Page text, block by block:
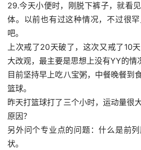
29.今天小便时，刚脱下裤子，就看
体。以前也有过这种情况，不过很
吧。
上次戒了20天破了，这次又戒了10
大改观，最主要是思想上没有YY的情
目前坚持早上吃八宝粥，中餐晚餐到
篮球。
昨天打篮球打了三个小时，运动量很
原因？
另外问个专业点的问题：什么是前
状。